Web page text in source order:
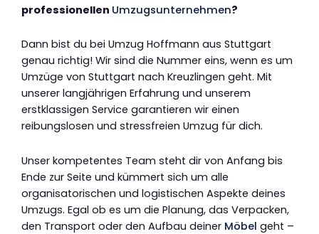
professionellen Umzugsunternehmen?
Dann bist du bei Umzug Hoffmann aus Stuttgart
genau richtig! Wir sind die Nummer eins, wenn es um
Umzüge von Stuttgart nach Kreuzlingen geht. Mit
unserer langjährigen Erfahrung und unserem
erstklassigen Service garantieren wir einen
reibungslosen und stressfreien Umzug für dich.
Unser kompetentes Team steht dir von Anfang bis
Ende zur Seite und kümmert sich um alle
organisatorischen und logistischen Aspekte deines
Umzugs. Egal ob es um die Planung, das Verpacken,
den Transport oder den Aufbau deiner Möbel geht –